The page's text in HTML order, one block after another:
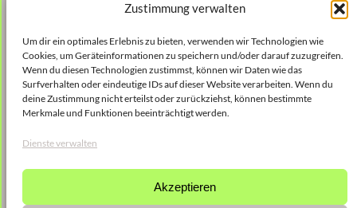
Zustimmung verwalten
Um dir ein optimales Erlebnis zu bieten, verwenden wir Technologien wie
Cookies, um Geräteinformationen zu speichern und/oder darauf zuzugreifen.
Wenn du diesen Technologien zustimmst, können wir Daten wie das
Surfverhalten oder eindeutige IDs auf dieser Website verarbeiten. Wenn du
deine Zustimmung nicht erteilst oder zurückziehst, können bestimmte
Merkmale und Funktionen beeinträchtigt werden.
Dienste verwalten
Akzeptieren